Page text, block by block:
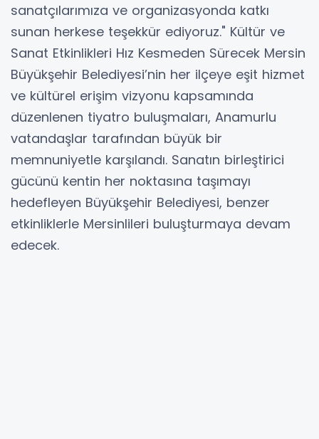
sanatçılarımıza ve organizasyonda katkı
sunan herkese teşekkür ediyoruz." Kültür ve
Sanat Etkinlikleri Hız Kesmeden Sürecek Mersin
Büyükşehir Belediyesi’nin her ilçeye eşit hizmet
ve kültürel erişim vizyonu kapsamında
düzenlenen tiyatro buluşmaları, Anamurlu
vatandaşlar tarafından büyük bir
memnuniyetle karşılandı. Sanatın birleştirici
gücünü kentin her noktasına taşımayı
hedefleyen Büyükşehir Belediyesi, benzer
etkinliklerle Mersinlileri buluşturmaya devam
edecek.